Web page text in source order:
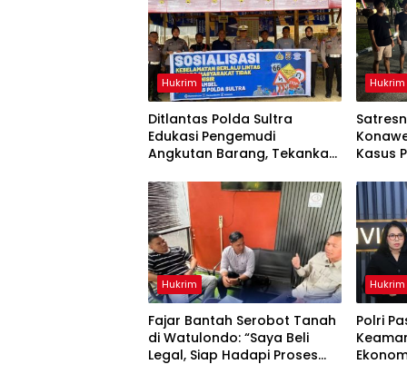
Hukrim
Ditlantas Polda Sultra
Edukasi Pengemudi
Angkutan Barang, Tekankan
Keselamatan Berlalu Lintas
Hukrim
Kasus
Hukrim
‎Fajar Bantah Serobot Tanah
di Watulondo: “Saya Beli
Legal, Siap Hadapi Proses
Hukrim
Polri